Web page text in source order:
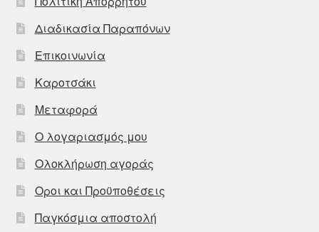
Διαδικασία Παραπόνων
Επικοινωνία
Καροτσάκι
Μεταφορά
Ο λογαριασμός μου
Ολοκλήρωση αγοράς
Οροι και Προϋποθέσεις
Παγκόσμια αποστολή